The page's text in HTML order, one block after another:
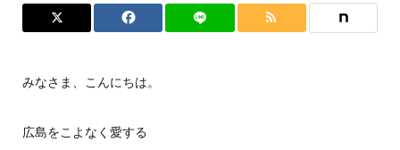
みなさま、こんにちは。
広島をこよなく愛する